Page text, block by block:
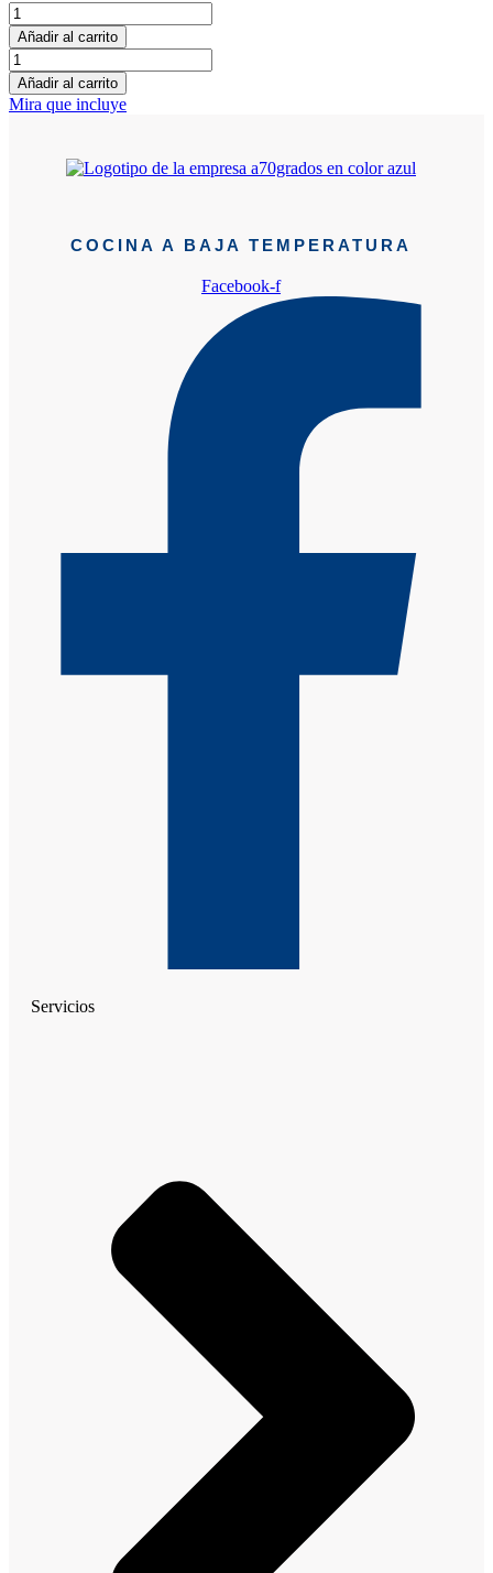
12
brochetas
de
fruta
cantidad
Añadir al carrito
12
brochetas
de
fruta
Añadir al carrito
Mira que incluye
COCINA A BAJA TEMPERATURA
Facebook-f
Servicios